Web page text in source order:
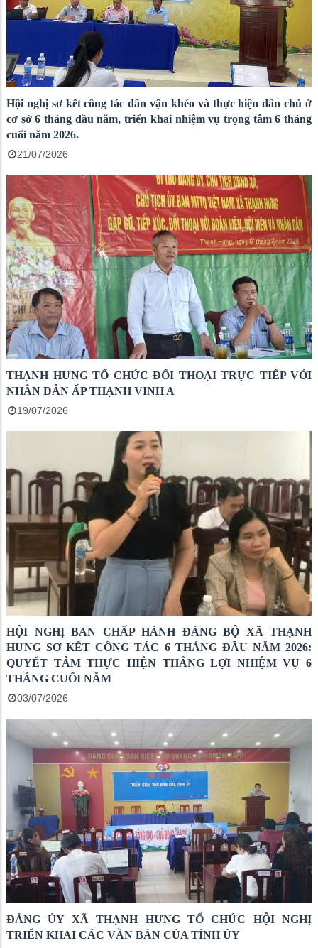
Hội nghị sơ kết công tác dân vận khéo và thực hiện dân chủ ở
cơ sở 6 tháng đầu năm, triển khai nhiệm vụ trọng tâm 6 tháng
cuối năm 2026.
21/07/2026
THẠNH HƯNG TỔ CHỨC ĐỐI THOẠI TRỰC TIẾP VỚI
NHÂN DÂN ẤP THẠNH VINH A
19/07/2026
HỘI NGHỊ BAN CHẤP HÀNH ĐẢNG BỘ XÃ THẠNH
HƯNG SƠ KẾT CÔNG TÁC 6 THÁNG ĐẦU NĂM 2026:
QUYẾT TÂM THỰC HIỆN THẮNG LỢI NHIỆM VỤ 6
THÁNG CUỐI NĂM
03/07/2026
ĐẢNG ỦY XÃ THẠNH HƯNG TỔ CHỨC HỘI NGHỊ
TRIỂN KHAI CÁC VĂN BẢN CỦA TỈNH ỦY